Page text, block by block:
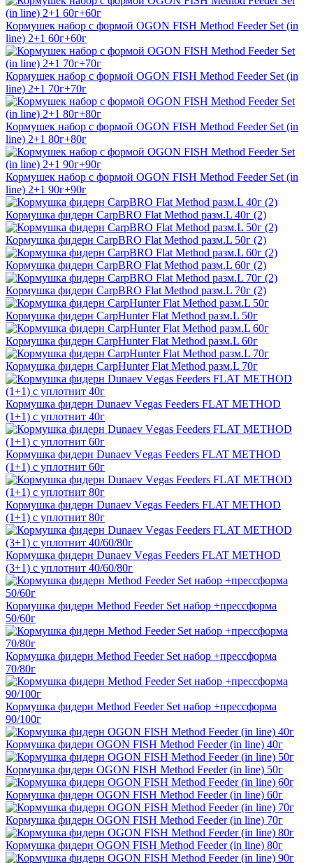
Кормушек набор с формой OGON FISH Method Feeder Set (in
line) 2+1 60г+60г
Кормушек набор с формой OGON FISH Method Feeder Set (in
line) 2+1 70г+70г
Кормушек набор с формой OGON FISH Method Feeder Set (in
line) 2+1 80г+80г
Кормушек набор с формой OGON FISH Method Feeder Set (in
line) 2+1 90г+90г
Кормушка фидерн CarpBRO Flat Method разм.L 40г (2)
Кормушка фидерн CarpBRO Flat Method разм.L 50г (2)
Кормушка фидерн CarpBRO Flat Method разм.L 60г (2)
Кормушка фидерн CarpBRO Flat Method разм.L 70г (2)
Кормушка фидерн CarpHunter Flat Method разм.L 50г
Кормушка фидерн CarpHunter Flat Method разм.L 60г
Кормушка фидерн CarpHunter Flat Method разм.L 70г
Кормушка фидерн Dunaev Vеgas Feeders FLAT METHOD
(1+1) с уплотнит 40г
Кормушка фидерн Dunaev Vеgas Feeders FLAT METHOD
(1+1) с уплотнит 60г
Кормушка фидерн Dunaev Vеgas Feeders FLAT METHOD
(1+1) с уплотнит 80г
Кормушка фидерн Dunaev Vеgas Feeders FLAT METHOD
(3+1) с уплотнит 40/60/80г
Кормушка фидерн Method Feeder Set набор +прессформа
50/60г
Кормушка фидерн Method Feeder Set набор +прессформа
70/80г
Кормушка фидерн Method Feeder Set набор +прессформа
90/100г
Кормушка фидерн OGON FISH Method Feeder (in line) 40г
Кормушка фидерн OGON FISH Method Feeder (in line) 50г
Кормушка фидерн OGON FISH Method Feeder (in line) 60г
Кормушка фидерн OGON FISH Method Feeder (in line) 70г
Кормушка фидерн OGON FISH Method Feeder (in line) 80г